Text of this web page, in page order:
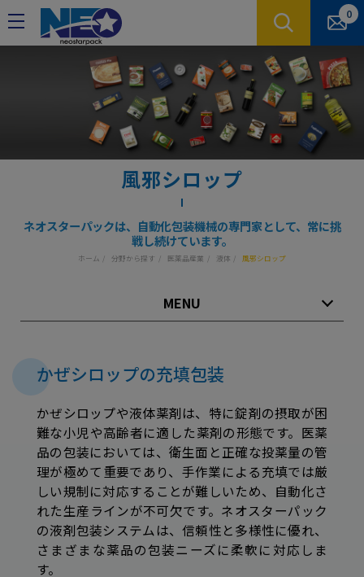
0
風邪シロップ
ネオスターパックは、自動化包装機械の専門家として、常に挑
戦し続けています。
ホーム 分野から探す 医薬品産業 液体 風邪シロップ
MENU
かぜシロップの充填包装
かぜシロップや液体薬剤は、特に錠剤の摂取が困
難な小児や高齢者に適した薬剤の形態です。医薬
品の包装においては、衛生面と正確な投薬量の管
理が極めて重要であり、手作業による充填では厳
しい規制に対応することが難しいため、自動化さ
れた生産ラインが不可欠です。ネオスターパック
の液剤包装システムは、信頼性と多様性に優れ、
さまざまな薬品の包装ニーズに柔軟に対応しま
す。
クッキー利用の管理について